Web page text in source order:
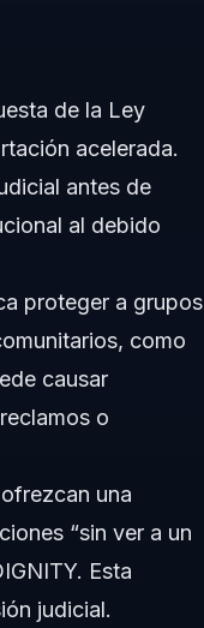
de la Ley
acelerada.
antes de
al debido
proteger a grupos
como
causar
o
una
“sin ver a un
Esta
judicial.